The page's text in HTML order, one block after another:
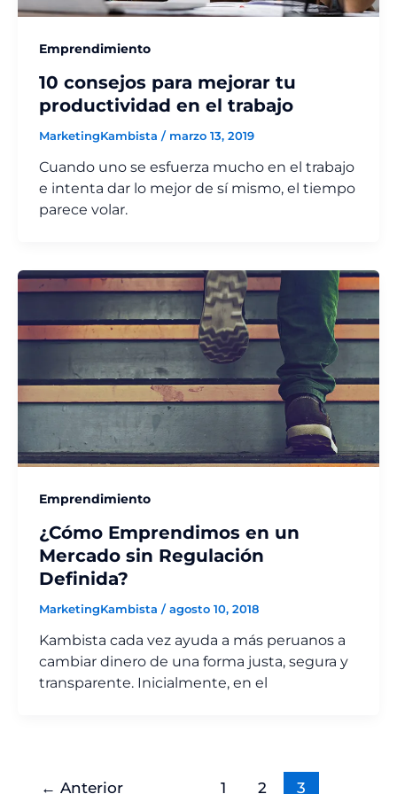
Emprendimiento
10 consejos para mejorar tu
productividad en el trabajo
MarketingKambista / marzo 13, 2019
Cuando uno se esfuerza mucho en el trabajo
e intenta dar lo mejor de sí mismo, el tiempo
parece volar.
Emprendimiento
¿Cómo Emprendimos en un
Mercado sin Regulación
Definida?
MarketingKambista /agosto 10, 2018
Kambista cada vez ayuda a más peruanos a
cambiar dinero de una forma justa, segura y
transparente. Inicialmente, en el
← Anterior 1 2 3